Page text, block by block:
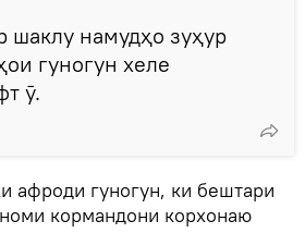
шаклу намудҳо зуҳур
гуногун хеле
ӯ.
афроди гуногун, ки бештари
кормандони корхонаю